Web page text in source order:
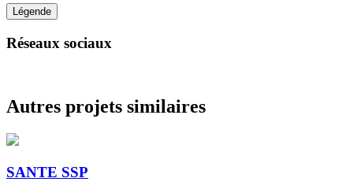
Légende
Réseaux sociaux
Autres projets similaires
SANTE SSP